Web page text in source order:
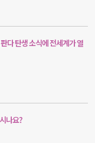
다 탄생 소식에 전세계가 열
나요?